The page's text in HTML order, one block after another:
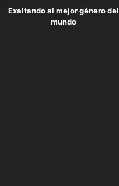
Exaltando al mejor género del
mundo